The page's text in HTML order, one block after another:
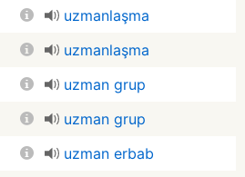
uzmanlaşma
uzmanlaşma
uzman grup
uzman grup
uzman erbab